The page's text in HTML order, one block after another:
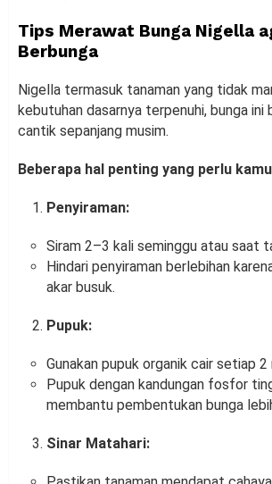
Tips Merawat Bunga Nigella
Berbunga
Nigella termasuk tanaman yang tidak
kebutuhan dasarnya terpenuhi, bunga ini
cantik sepanjang musim.
Beberapa hal penting yang perlu
Penyiraman:
Siram 2–3 kali seminggu atau saat
Hindari penyiraman berlebihan
akar busuk.
Pupuk:
Gunakan pupuk organik cair setiap 2
Pupuk dengan kandungan fosfor
membantu pembentukan bunga
Sinar Matahari: